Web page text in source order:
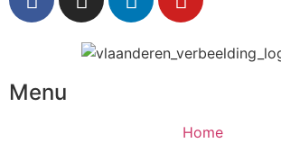
Menu
Home